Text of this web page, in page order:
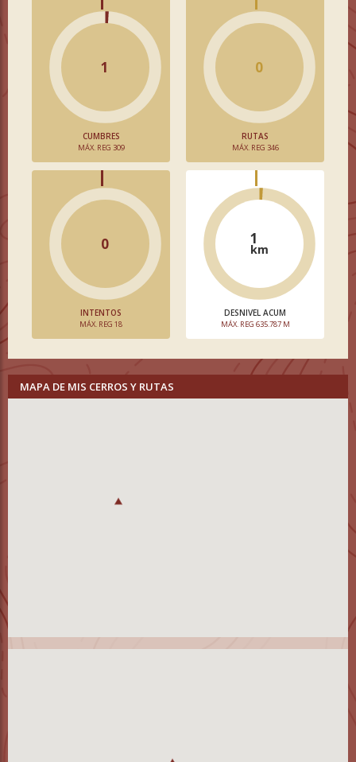
1
CUMBRES
MÁX. REG 309
0
RUTAS
MÁX. REG 346
0
INTENTOS
MÁX. REG 18
1
km
DESNIVEL ACUM
MÁX. REG 635.787 M
MAPA DE MIS CERROS Y RUTAS